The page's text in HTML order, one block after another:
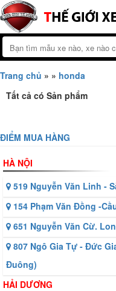
Trang chủ » » honda
Tất cả có Sản phẩm
ĐIỂM MUA HÀNG
HÀ NỘI
519 Nguyễn Văn Linh -
154 Phạm Văn Đồng -
651 Nguyễn Văn Cừ.
807 Ngô Gia Tự - Đức
Đuông)
HẢI DƯƠNG